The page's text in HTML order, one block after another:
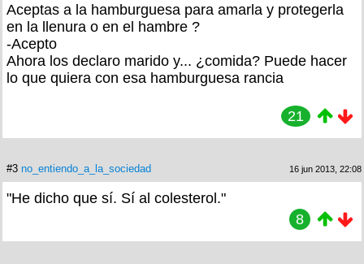
Aceptas a la hamburguesa para amarla y protegerla
en la llenura o en el hambre ?
-Acepto
Ahora los declaro marido y... ¿comida? Puede hacer
lo que quiera con esa hamburguesa rancia
21
#3 no_entiendo_a_la_sociedad 16 jun 2013, 22:08
"He dicho que sí. Sí al colesterol."
8